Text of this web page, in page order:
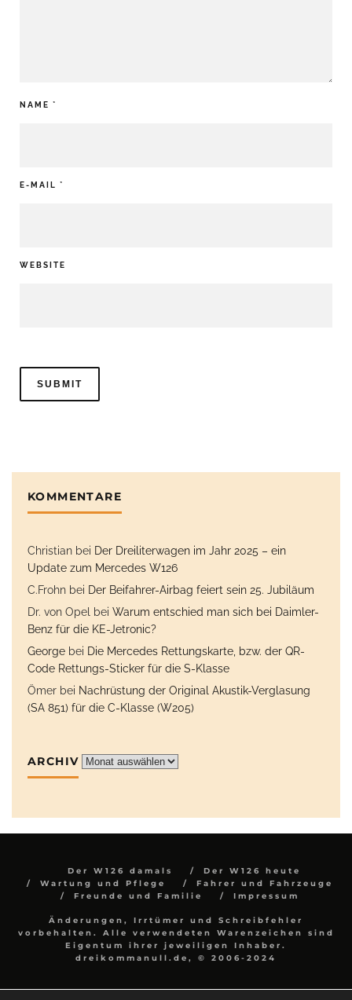
NAME *
E-MAIL *
WEBSITE
KOMMENTARE
Christian bei Der Dreiliterwagen im Jahr 2025 – ein
Update zum Mercedes W126
C.Frohn bei Der Beifahrer-Airbag feiert sein 25. Jubiläum
Dr. von Opel
bei Warum entschied man sich bei Daimler-
Benz für die KE-Jetronic?
George bei Die Mercedes Rettungskarte, bzw. der QR-
Code Rettungs-Sticker für die S-Klasse
Ömer bei Nachrüstung der Original Akustik-Verglasung
(SA 851) für die C-Klasse (W205)
ARCHIV Archiv
Der W126 damals
Der W126 heute
Wartung und Pflege
Fahrer und Fahrzeuge
Freunde und Familie
Impressum
Änderungen, Irrtümer und Schreibfehler
vorbehalten. Alle verwendeten Warenzeichen sind
Eigentum ihrer jeweiligen Inhaber.
dreikommanull.de, © 2006-2024